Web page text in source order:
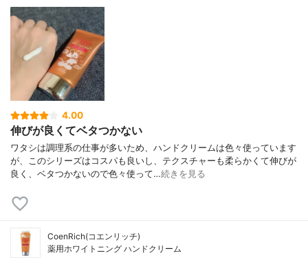
4.00
伸びが良くてベタつかない
ワタシは調理系の仕事が多いため、ハンドクリームは色々使っています
が、このシリーズはコスパも良いし、テクスチャーも柔らかくて伸びが
良く、ベタつかないので色々使って…続きを見る
CoenRich(コエンリッチ)
薬用ホワイトニング ハンドクリーム